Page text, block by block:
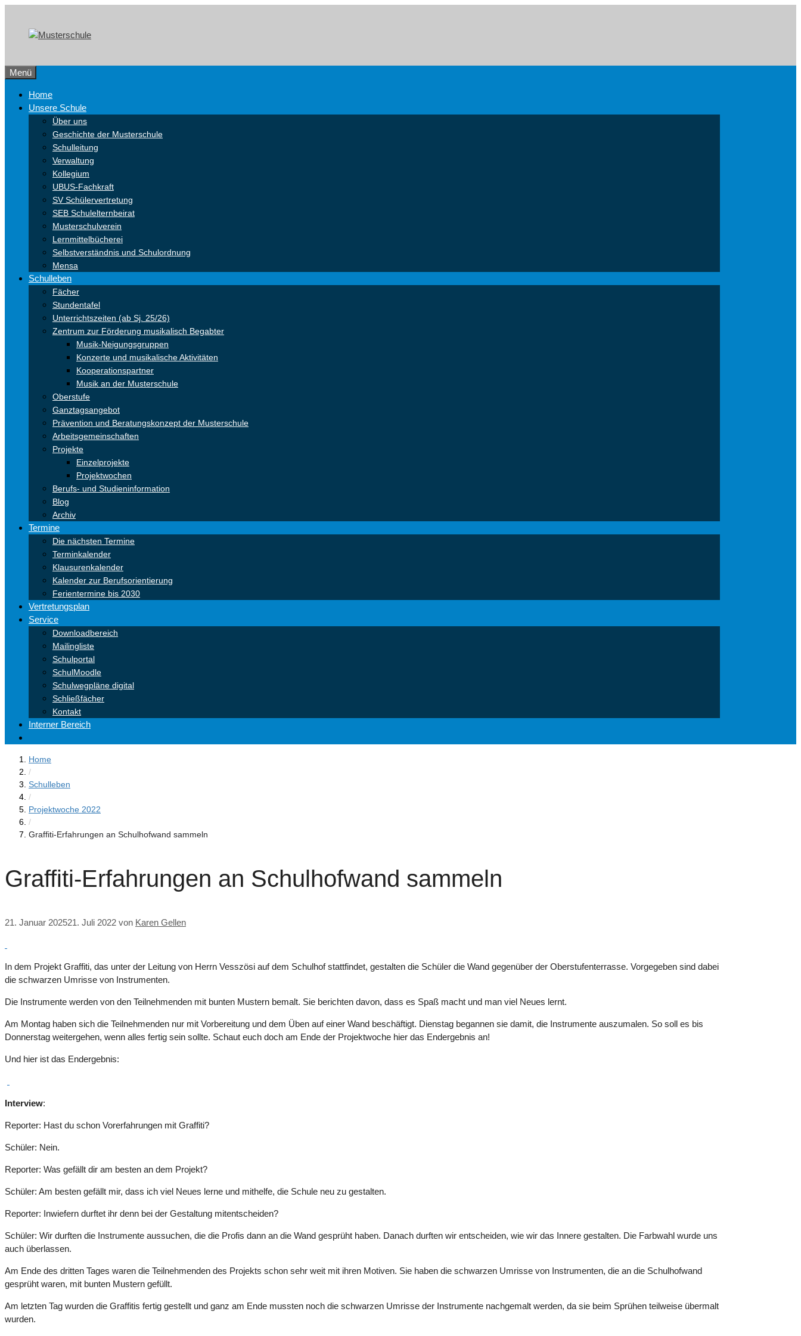
springen
content
Menü
Home
Unsere Schule
Über uns
Geschichte der Musterschule
Schulleitung
Verwaltung
Kollegium
UBUS-Fachkraft
SV Schülervertretung
SEB Schulelternbeirat
Musterschulverein
Lernmittelbücherei
Selbstverständnis und Schulordnung
Mensa
Schulleben
Fächer
Stundentafel
Unterrichtszeiten (ab Sj. 25/26)
Zentrum zur Förderung musikalisch Begabter
Musik-Neigungsgruppen
Konzerte und musikalische Aktivitäten
Kooperationspartner
Musik an der Musterschule
Oberstufe
Ganztagsangebot
Prävention und Beratungskonzept der Musterschule
Arbeitsgemeinschaften
Projekte
Einzelprojekte
Projektwochen
Berufs- und Studieninformation
Blog
Archiv
Termine
Die nächsten Termine
Terminkalender
Klausurenkalender
Kalender zur Berufsorientierung
Ferientermine bis 2030
Vertretungsplan
Service
Downloadbereich
Mailingliste
Schulportal
SchulMoodle
Schulwegpläne digital
Schließfächer
Kontakt
Interner Bereich
Home
/
Schulleben
/
Projektwoche 2022
/
Graffiti-Erfahrungen an Schulhofwand sammeln
Graffiti-Erfahrungen an Schulhofwand sammeln
21. Januar 202521. Juli 2022 von Karen Gellen
In dem Projekt Graffiti, das unter der Leitung von Herrn Vesszösi auf dem Schulhof stattfindet, gestalten die Schüler die Wand gegenüber der Oberstufenterrasse. Vorgegeben sind dabei
die schwarzen Umrisse von Instrumenten.
Die Instrumente werden von den Teilnehmenden mit bunten Mustern bemalt. Sie berichten davon, dass es Spaß macht und man viel Neues lernt.
Am Montag haben sich die Teilnehmenden nur mit Vorbereitung und dem Üben auf einer Wand beschäftigt. Dienstag begannen sie damit, die Instrumente auszumalen. So soll es bis
Donnerstag weitergehen, wenn alles fertig sein sollte. Schaut euch doch am Ende der Projektwoche hier das Endergebnis an!
Und hier ist das Endergebnis:
Interview:
Reporter: Hast du schon Vorerfahrungen mit Graffiti?
Schüler: Nein.
Reporter: Was gefällt dir am besten an dem Projekt?
Schüler: Am besten gefällt mir, dass ich viel Neues lerne und mithelfe, die Schule neu zu gestalten.
Reporter: Inwiefern durftet ihr denn bei der Gestaltung mitentscheiden?
Schüler: Wir durften die Instrumente aussuchen, die die Profis dann an die Wand gesprüht haben. Danach durften wir entscheiden, wie wir das Innere gestalten. Die Farbwahl wurde uns
auch überlassen.
Am Ende des dritten Tages waren die Teilnehmenden des Projekts schon sehr weit mit ihren Motiven. Sie haben die schwarzen Umrisse von Instrumenten, die an die Schulhofwand
gesprüht waren, mit bunten Mustern gefüllt.
Am letzten Tag wurden die Graffitis fertig gestellt und ganz am Ende mussten noch die schwarzen Umrisse der Instrumente nachgemalt werden, da sie beim Sprühen teilweise übermalt
wurden.